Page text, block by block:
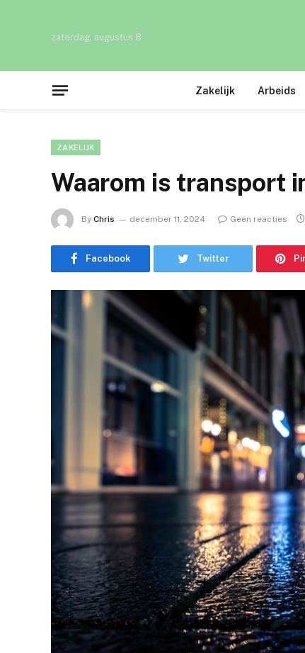
zaterdag, augustus 8
Zakelijk Arbeids
ZAKELIJK
Waarom is transport
By Chris december 11, 2024 Geen reacties
Facebook Twitter